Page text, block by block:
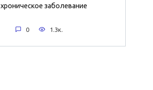
хроническое заболевание
0 1.3к.